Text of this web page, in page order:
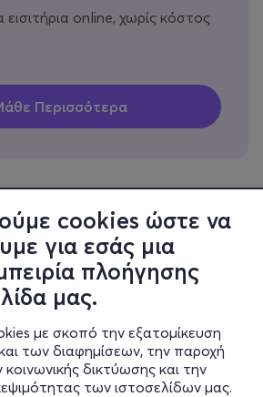
cookies ώστε να
για εσάς μια
πλοήγησης
μας.
με σκοπό την εξατομίκευση
των διαφημίσεων, την παροχή
δικτύωσης και την
των ιστοσελίδων μας.
online, χωρίς κόστος